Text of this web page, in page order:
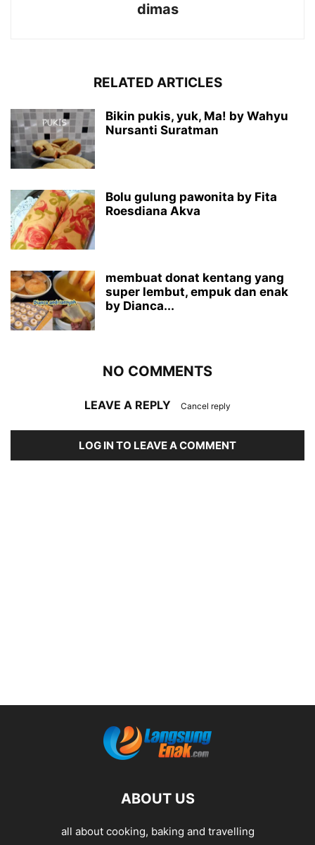
dimas
RELATED ARTICLES
Bikin pukis, yuk, Ma! by Wahyu
Nursanti Suratman
Bolu gulung pawonita by Fita
Roesdiana Akva
membuat donat kentang yang
super lembut, empuk dan enak
by Dianca...
NO COMMENTS
LEAVE A REPLY Cancel reply
LOG IN TO LEAVE A COMMENT
ABOUT US
all about cooking, baking and travelling